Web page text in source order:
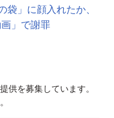
」に顔入れたか、
」で謝罪
供を募集しています。